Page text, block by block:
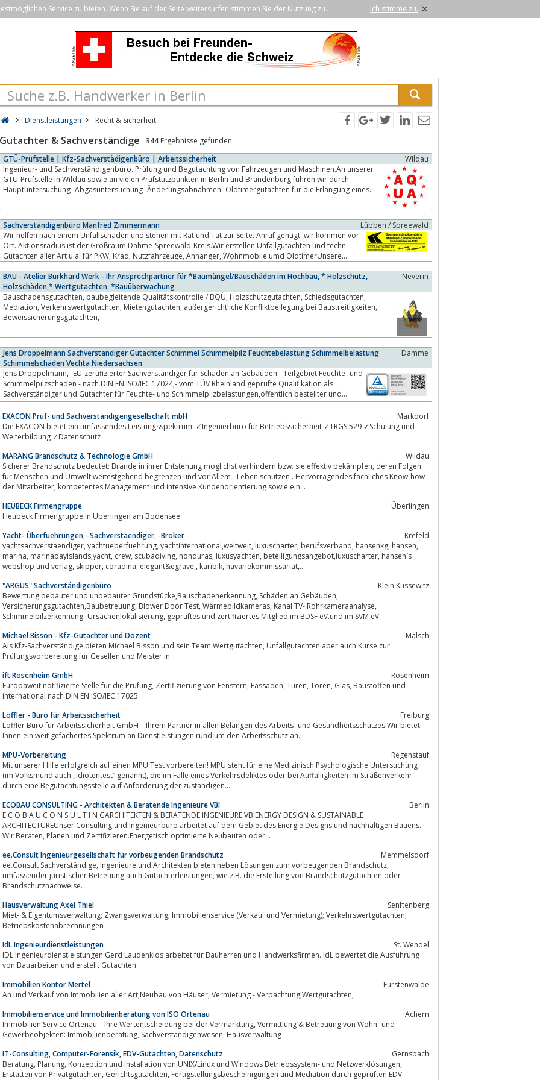
Service zu bieten. Wenn Sie auf der Seite weitersurfen stimmen Sie der Nutzung zu. Ich stimme zu. ×
Dienstleistungen Recht & Sicherheit
Gutachter & Sachverständige 344 Ergebnisse gefunden
GTÜ-Prüfstelle | Kfz-Sachverstädigenbüro | Arbeitssicherheit
Wildau
Ingenieur- und Sachverständigenbüro. Prüfung und Begutachtung von Fahrzeugen und Maschinen.An unserer
GTÜ-Prüfstelle in Wildau sowie an vielen Prüfstützpunkten in Berlin und Brandenburg führen wir durch:-
Hauptuntersuchung- Abgasuntersuchung- Änderungsabnahmen- Oldtimergutachten für die Erlangung eines...
Sachverständigenbüro Manfred Zimmermann
Lübben / Spreewald
Wir helfen nach einem Unfallschaden und stehen mit Rat und Tat zur Seite. Anruf genügt, wir kommen vor
Ort. Aktionsradius ist der Großraum Dahme-Spreewald-Kreis.Wir erstellen Unfallgutachten und techn.
Gutachten aller Art u.a. für PKW, Krad, Nutzfahrzeuge, Anhänger, Wohnmobile umd OldtimerUnsere
BAU - Atelier Burkhard Werk - Ihr Ansprechpartner für *Baumängel/Bauschäden im Hochbau, * Holzschutz,
Holzschäden,* Wertgutachten, *Bauüberwachung
Neverin
Bauschadensgutachten, baubegleitende Qualitätskontrolle / BQÜ, Holzschutzgutachten, Schiedsgutachten,
Mediation, Verkehrswertgutachten, Mietengutachten, außergerichtliche Konfliktbeilegung bei Baustreitigkeiten,
Beweissicherungsgutachten,
Jens Droppelmann Sachverständiger Gutachter Schimmel Schimmelpilz Feuchtebelastung Schimmelbelastung
Schimmelschäden Vechta Niedersachsen
Damme
Jens Droppelmann,- EU-zertifizierter Sachverständiger für Schäden an Gebäuden - Teilgebiet Feuchte- und
Schimmelpilzschäden - nach DIN EN ISO/IEC 17024,- vom TÜV Rheinland geprüfte Qualifikation als
Sachverständiger und Gutachter für Feuchte- und Schimmelpilzbelastungen,öffentlich bestellter und
vereidigter...
EXACON Prüf- und Sachverständigengesellschaft mbH
Markdorf
Die EXACON bietet ein umfassendes Leistungsspektrum: ✓Ingenierbüro für Betriebssicherheit ✓TRGS 529 ✓Schulung und
Weiterbildung ✓Datenschutz
MARANG Brandschutz & Technologie GmbH
Wildau
Sicherer Brandschutz bedeutet: Brände in ihrer Entstehung möglichst verhindern bzw. sie effektiv bekämpfen, deren Folgen
für Menschen und Umwelt weitestgehend begrenzen und vor Allem - Leben schützen . Hervorragendes fachliches Know-how
der Mitarbeiter, kompetentes Management und intensive Kundenorientierung sowie ein...
HEUBECK Firmengruppe
Überlingen
Heubeck Firmengruppe in Überlingen am Bodensee
Yacht- Überfuehrungen, -Sachverstaendiger, -Broker
Krefeld
yachtsachverstaendiger, yachtueberfuehrung, yachtinternational,weltweit, luxuscharter, berufsverband, hansenkg, hansen,
marina, marinabayislands,yacht, crew, scubadiving, honduras, luxusyachten, beteiligungsangebot,luxuscharter, hansen`s
webshop und verlag, skipper, coradina, elegant&egrave;, karibik, havariekommissariat,...
"ARGUS" Sachverständigenbüro
Klein Kussewitz
Bewertung bebauter und unbebauter Grundstücke,Bauschadenerkennung, Schäden an Gebäuden,
Versicherungsgutachten,Baubetreuung, Blower Door Test, Wärmebildkameras, Kanal TV- Rohrkameraanalyse,
Schimmelpilzerkennung- Ursachenlokalisierung, geprüftes und zertifiziertes Mitglied im BDSF eV.und im SVM eV.
Michael Bisson - Kfz-Gutachter und Dozent
Malsch
Als Kfz-Sachverständige bieten Michael Bisson und sein Team Wertgutachten, Unfallgutachten aber auch Kurse zur
Prüfungsvorbereitung für Gesellen und Meister in
ift Rosenheim GmbH
Rosenheim
Europaweit notifizierte Stelle für die Prüfung, Zertifizierung von Fenstern, Fassaden, Türen, Toren, Glas, Baustoffen und
international nach DIN EN ISO/IEC 17025
Löffler - Büro für Arbeitssicherheit
Freiburg
Löffler Büro für Arbeitssicherheit GmbH – Ihrem Partner in allen Belangen des Arbeits- und Gesundheitsschutzes.Wir bietet
Ihnen ein weit gefächertes Spektrum an Dienstleistungen rund um den Arbeitsschutz an.
MPU-Vorbereitung
Regenstauf
Mit unserer Hilfe erfolgreich auf einen MPU Test vorbereiten! MPU steht für eine Medizinisch Psychologische Untersuchung
(im Volksmund auch „Idiotentest“ genannt), die im Falle eines Verkehrsdeliktes oder bei Auffälligkeiten im Straßenverkehr
durch eine Begutachtungsstelle auf Anforderung der zuständigen...
ECOBAU CONSULTING - Architekten & Beratende Ingenieure VBI
Berlin
E C O B A U C O N S U L T I N GARCHITEKTEN & BERATENDE INGENIEURE VBIENERGY DESIGN & SUSTAINABLE
ARCHITECTUREUnser Consulting und Ingenieurbüro arbeitet auf dem Gebiet des Energie Designs und nachhaltigen Bauens.
Wir Beraten, Planen und Zertifizieren.Energetisch optimierte Neubauten oder...
ee.Consult Ingenieurgesellschaft für vorbeugenden Brandschutz
Memmelsdorf
ee.Consult Sachverständige, Ingenieure und Architekten bieten neben Lösungen zum vorbeugenden Brandschutz,
umfassender juristischer Betreuung auch Gutachterleistungen, wie z.B. die Erstellung von Brandschutzgutachten oder
Brandschutznachweise.
Hausverwaltung Axel Thiel
Senftenberg
Miet- & Eigentumsverwaltung; Zwangsverwaltung; Immobilienservice (Verkauf und Vermietung); Verkehrswertgutachten;
Betriebskostenabrechnungen
IdL Ingenieurdienstleistungen
St. Wendel
IDL Ingenieurdienstleistungen Gerd Laudenklos arbeitet für Bauherren und Handwerksfirmen. IdL bewertet die Ausführung
von Bauarbeiten und erstellt Gutachten.
Immobilien Kontor Mertel
Fürstenwalde
An und Verkauf von Immobilien aller Art,Neubau von Häuser, Vermietung - Verpachtung,Wertgutachten,
Immobilienservice und Immobilienberatung von ISO Ortenau
Achern
Immobilien Service Ortenau – Ihre Wertentscheidung bei der Vermarktung, Vermittlung & Betreuung von Wohn- und
Gewerbeobjekten: Immobilienberatung, Sachverständigenwesen, Hausverwaltung
IT-Consulting, Computer-Forensik, EDV-Gutachten, Datenschutz
Gernsbach
Beratung, Planung, Konzeption und Installation von UNIX/Linux und Windows Betriebssystem- und Netzwerklösungen,
Erstatten von Privatgutachten, Gerichtsgutachten, Fertigstellungsbescheinigungen und Mediation durch geprüften EDV-